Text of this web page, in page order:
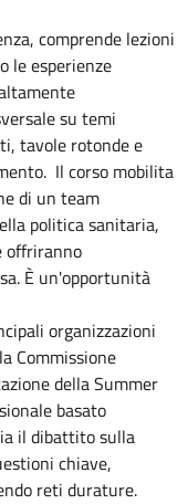
comprende lezioni
le esperienze
su temi
tavole rotonde e
Il corso mobilita
di un team
politica sanitaria,
offriranno
È un'opportunità
organizzazioni
Commissione
della Summer
basato
il dibattito sulla
chiave,
reti durature.